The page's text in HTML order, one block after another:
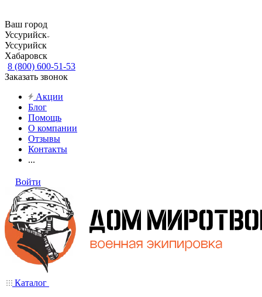
Ваш город
Уссурийск
Уссурийск
Хабаровск
8 (800) 600-51-53
Заказать звонок
Акции
Блог
Помощь
О компании
Отзывы
Контакты
...
Войти
Каталог